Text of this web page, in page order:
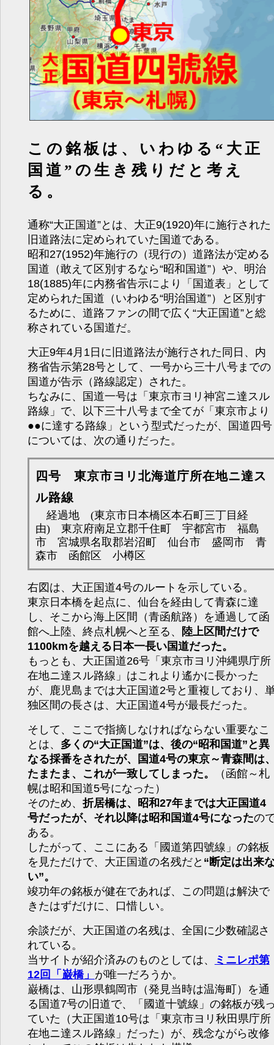
この銘板は、いわゆる“大正
国道”の生き残りだと考え
る。
通称“大正国道”とは、大正9(1920)年に施行された
旧道路法に定められていた国道である。
昭和27(1952)年施行の（現行の）道路法が定める
国道（敢えて区別するなら“昭和国道”）や、明治
18(1885)年に内務省告示により「国道表」として
定められた国道（いわゆる“明治国道”）と区別す
るために、道路ファンの間で広く“大正国道”と総
称されている国道だ。
大正9年4月1日に旧道路法が施行された同日、内
務省告示第28号として、一号から三十八号までの
国道が告示（路線認定）された。
ちなみに、国道一号は「東京市ヨリ神宮ニ達スル
路線」で、以下三十八号まで全てが「東京市より
●●に達する路線」という型式だったが、国道四号
については、次の通りだった。
四号 東京市ヨリ北海道庁所在地ニ達ス
ル路線
経過地 (東京市日本橋区本石町三丁目経
由) 東京府南足立郡千住町 宇都宮市 福島
市 宮城県名取郡岩沼町 仙台市 盛岡市 青
森市 函館区 小樽区
右図は、大正国道4号のルートを示している。
東京日本橋を起点に、仙台を経由して青森に達
し、そこから海上区間（青函航路）を通過して函
館へ上陸、終点札幌へと至る、
陸上区間だけで
1100kmを越える日本一長い国道だった。
もっとも、大正国道26号「東京市ヨリ沖縄県庁所
在地ニ達スル路線」はこれより遙かに長かった
が、鹿児島までは大正国道2号と重複しており、
独区間の長さは、大正国道4号が最長だった。
そして、ここで指摘しなければならない重要なこ
とは、 多くの“大正国道”は、後の“昭和国道”と異
なる採番をされたが、国道4号の東京～青森間は
たまたま、これが一致してしまった。
（函館～札
幌は昭和国道5号になった）
そのため、 折居橋は、昭和27年までは大正国道4
号だったが、それ以降は昭和国道4号になったの
ある。
したがって、ここにある「國道第四號線」の銘板
を見ただけで、大正国道の名残だと “断定は出来
い”。
竣功年の銘板が健在であれば、この問題は解決で
きたはずだけに、口惜しい。
余談だが、大正国道の名残は、全国に少数確認さ
れている。
当サイトが紹介済みのものとしては、
ミニレポ第
12回「巌橋」 が唯一だろうか。
巌橋は、山形県鶴岡市（発見当時は温海町）を通
る国道7号の旧道で、「國道十號線」の銘板が残
ていた（大正国道10号は「東京市ヨリ秋田県庁所
在地ニ達スル路線」だった）が、残念ながら改修